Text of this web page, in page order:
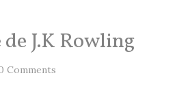
RECHERCHE
J.K Rowling
Comments